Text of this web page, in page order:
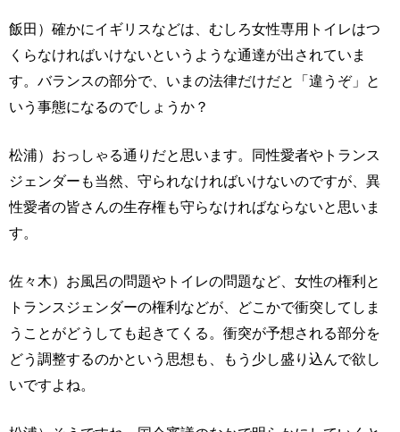
飯田）確かにイギリスなどは、むしろ女性専用トイレはつ
くらなければいけないというような通達が出されていま
す。バランスの部分で、いまの法律だけだと「違うぞ」と
いう事態になるのでしょうか？
松浦）おっしゃる通りだと思います。同性愛者やトランス
ジェンダーも当然、守られなければいけないのですが、異
性愛者の皆さんの生存権も守らなければならないと思いま
す。
佐々木）お風呂の問題やトイレの問題など、女性の権利と
トランスジェンダーの権利などが、どこかで衝突してしま
うことがどうしても起きてくる。衝突が予想される部分を
どう調整するのかという思想も、もう少し盛り込んで欲し
いですよね。